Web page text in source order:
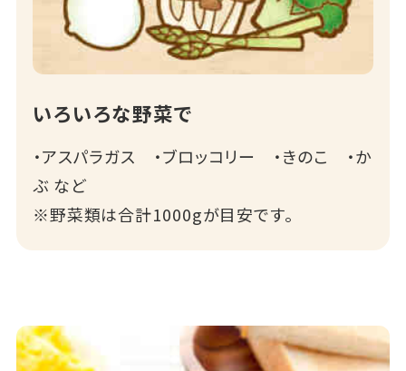
いろいろな野菜で
・アスパラガス ・ブロッコリー ・きのこ ・か
ぶ など
※野菜類は合計1000gが目安です。